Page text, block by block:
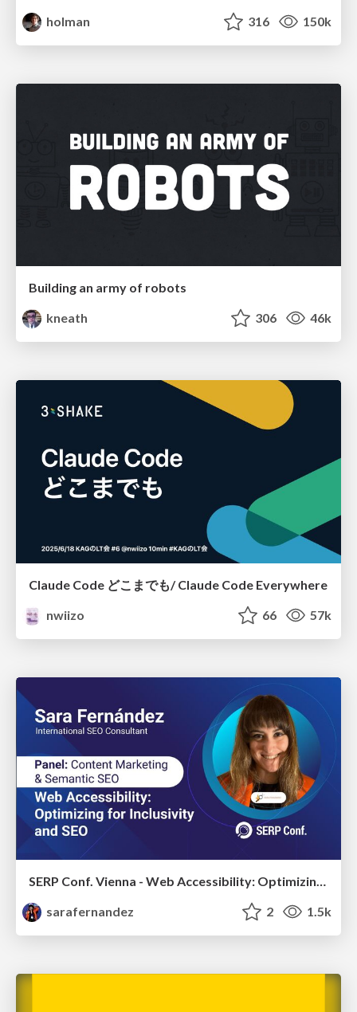
holman
316 150k
Building an army of robots
kneath
306 46k
Claude Code どこまでも/ Claude Code Everywhere
nwiizo
66 57k
SERP Conf. Vienna - Web Accessibility: Optimizing for Inclusivity and SEO
sarafernandez
2 1.5k